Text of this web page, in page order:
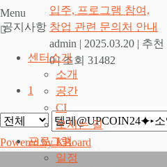
Menu
센터소개
소개
공간
CI
오시는 길
프로그램
일정
공지사항
입주, 프로그램 참여,
창업 관련 문의처 안내
admin | 2025.03.20 | 추천
0 | 조회 31482
1
Powered by KBoard